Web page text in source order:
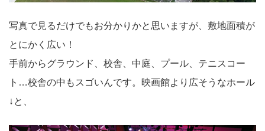
写真で見るだけでもお分かりかと思いますが、敷地面積が
とにかく広い！
手前からグラウンド、校舎、中庭、プール、テニスコー
ト…校舎の中もスゴいんです。映画館より広そうなホール
↓と、